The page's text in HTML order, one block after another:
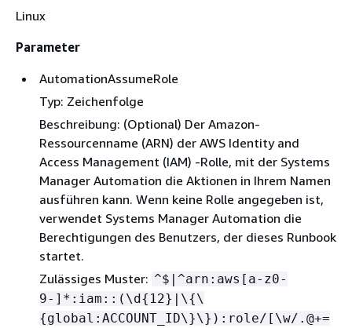
Linux
Parameter
AutomationAssumeRole
Typ: Zeichenfolge
Beschreibung: (Optional) Der Amazon-
Ressourcenname (ARN) der AWS Identity and
Access Management (IAM) -Rolle, mit der Systems
Manager Automation die Aktionen in Ihrem Namen
ausführen kann. Wenn keine Rolle angegeben ist,
verwendet Systems Manager Automation die
Berechtigungen des Benutzers, der dieses Runbook
startet.
Zulässiges Muster: ^$|^arn:aws[a-z0-
9-]*:iam::(\d{ 12}|\{\
{global:ACCOUNT_ID\}\}):role/[\w/.@+=